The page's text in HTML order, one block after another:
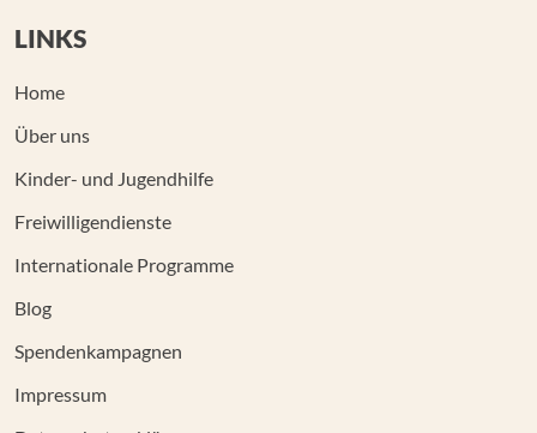
LINKS
Home
Über uns
Kinder- und Jugendhilfe
Freiwilligendienste
Internationale Programme
Blog
Spendenkampagnen
Impressum